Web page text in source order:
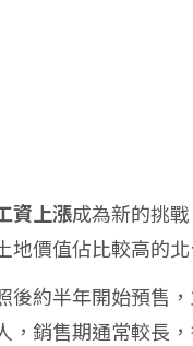
資上漲成為新的挑
價值佔比較高的北
後約半年開始預售
，銷售期通常較長